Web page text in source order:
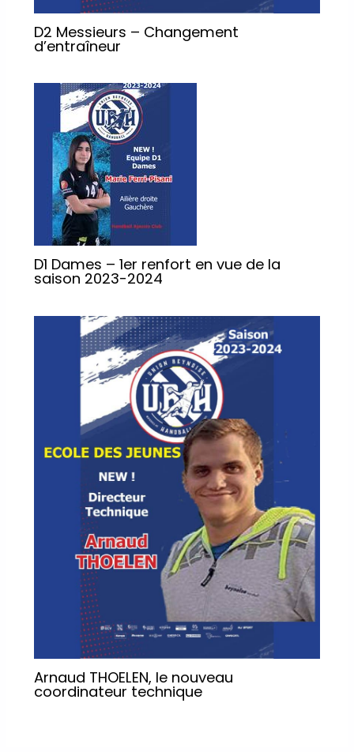
D2 Messieurs – Changement
d’entraîneur
D1 Dames – 1er renfort en vue de la
saison 2023-2024
Arnaud THOELEN, le nouveau
coordinateur technique